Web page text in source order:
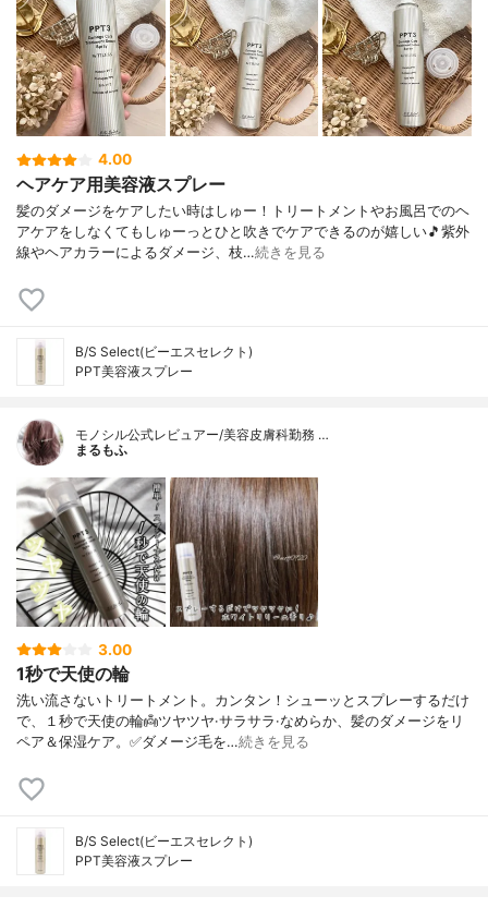
4.00
ヘアケア用美容液スプレー
髪のダメージをケアしたい時はしゅー！トリートメントやお風呂でのヘ
アケアをしなくてもしゅーっとひと吹きでケアできるのが嬉しい🎵紫外
線やヘアカラーによるダメージ、枝…続きを見る
B/S Select(ビーエスセレクト)
PPT美容液スプレー
モノシル公式レビュアー/美容皮膚科勤務 …
まるもふ
3.00
1秒で天使の輪
洗い流さないトリートメント。カンタン！シューッとスプレーするだけ
で、１秒で天使の輪👼ツヤツヤ·サラサラ·なめらか、髪のダメージをリ
ペア＆保湿ケア。✅ダメージ毛を…続きを見る
B/S Select(ビーエスセレクト)
PPT美容液スプレー